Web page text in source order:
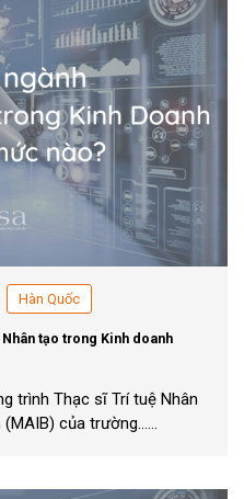
Hàn Quốc
tạo trong Kinh doanh
trình Thạc sĩ Trí tuệ Nhân
của trường...